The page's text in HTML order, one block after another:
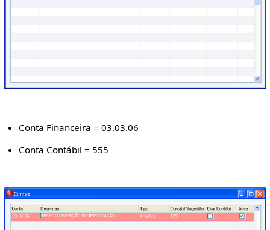
Conta Financeira = 03.03.06
Conta Contábil = 555